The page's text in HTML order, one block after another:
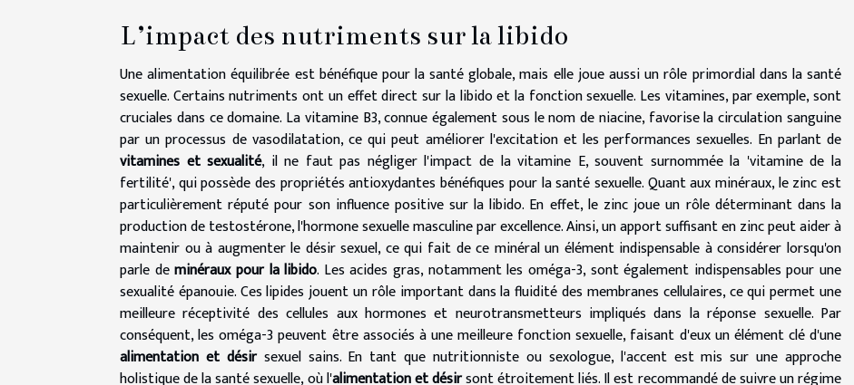
L’impact des nutriments sur la libido
Une alimentation équilibrée est bénéfique pour la santé globale, mais elle joue aussi un rôle primordial dans la santé
sexuelle. Certains nutriments ont un effet direct sur la libido et la fonction sexuelle. Les vitamines, par exemple, sont
cruciales dans ce domaine. La vitamine B3, connue également sous le nom de niacine, favorise la circulation sanguine
par un processus de vasodilatation, ce qui peut améliorer l'excitation et les performances sexuelles. En parlant de
vitamines et sexualité, il ne faut pas négliger l'impact de la vitamine E, souvent surnommée la 'vitamine de la
fertilité', qui possède des propriétés antioxydantes bénéfiques pour la santé sexuelle. Quant aux minéraux, le zinc est
particulièrement réputé pour son influence positive sur la libido. En effet, le zinc joue un rôle déterminant dans la
production de testostérone, l'hormone sexuelle masculine par excellence. Ainsi, un apport suffisant en zinc peut aider à
maintenir ou à augmenter le désir sexuel, ce qui fait de ce minéral un élément indispensable à considérer lorsqu'on
parle deminéraux pour la libido. Les acides gras, notamment les oméga-3, sont également indispensables pour une
sexualité épanouie. Ces lipides jouent un rôle important dans la fluidité des membranes cellulaires, ce qui permet une
meilleure réceptivité des cellules aux hormones et neurotransmetteurs impliqués dans la réponse sexuelle. Par
conséquent, les oméga-3 peuvent être associés à une meilleure fonction sexuelle, faisant d'eux un élément clé d'une
alimentation et désirsexuel sains. En tant que nutritionniste ou sexologue, l'accent est mis sur une approche
holistique de la santé sexuelle, où l'alimentation et désirsont étroitement liés. Il est recommandé de suivre un régime